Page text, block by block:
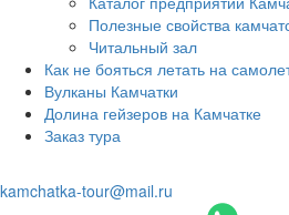
Полезные свойства
Читальный зал
Как не бояться летать на
Вулканы Камчатки
Долина гейзеров на Камчатке
Заказ тура
kamchatka-tour@mail.ru